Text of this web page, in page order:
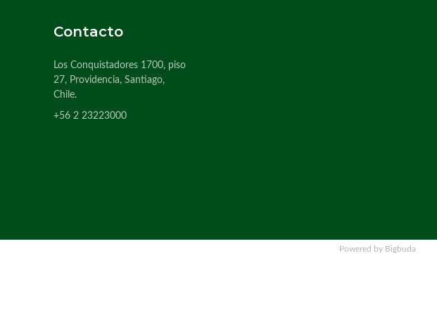
Contacto
Los Conquistadores 1700, piso
27, Providencia, Santiago,
Chile.
+56 2 23223000
Powered by Bigbuda